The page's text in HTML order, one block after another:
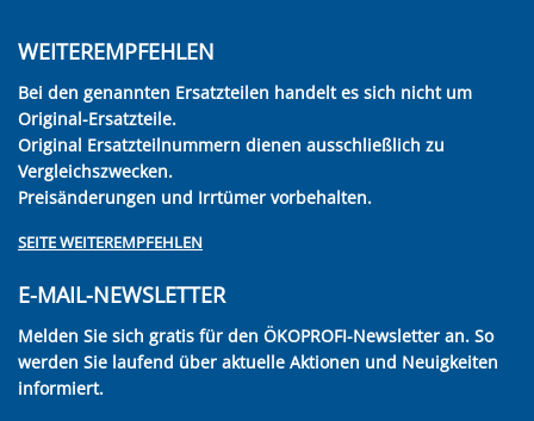
WEITEREMPFEHLEN
Bei den genannten Ersatzteilen handelt es sich nicht um
Original-Ersatzteile.
Original Ersatzteilnummern dienen ausschließlich zu
Vergleichszwecken.
Preisänderungen und Irrtümer vorbehalten.
SEITE WEITEREMPFEHLEN
E-MAIL-NEWSLETTER
Melden Sie sich gratis für den ÖKOPROFI-Newsletter an. So
werden Sie laufend über aktuelle Aktionen und Neuigkeiten
informiert.